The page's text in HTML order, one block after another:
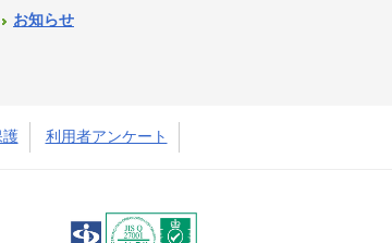
お知らせ
利用者アンケート